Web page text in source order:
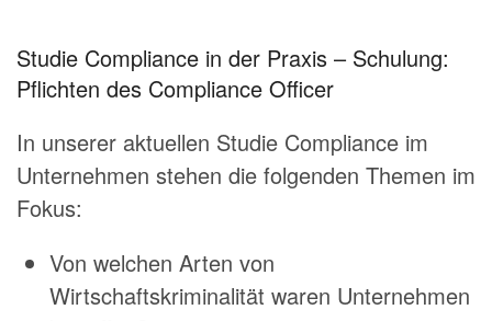
Studie Compliance in der Praxis – Schulung:
Pflichten des Compliance Officer
In unserer aktuellen Studie Compliance im
Unternehmen stehen die folgenden Themen im
Fokus:
Von welchen Arten von
Wirtschaftskriminalität waren Unternehmen